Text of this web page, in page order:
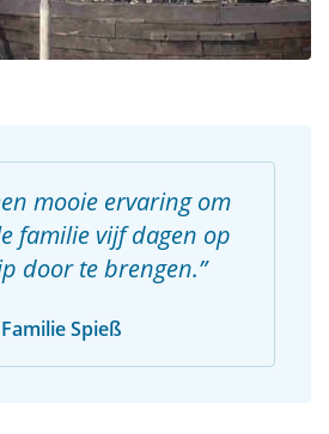
mooie ervaring om
familie vijf dagen op
door te brengen.
Familie Spieß